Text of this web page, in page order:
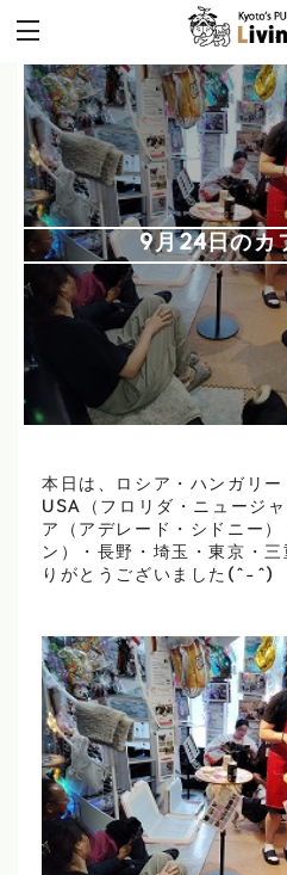
9月24日のカ
本日は、ロシア・ハンガリー
USA（フロリダ・ニュージ
ア（アデレード・シドニー
ン）・長野・埼玉・東京・
りがとうございました(^-^)